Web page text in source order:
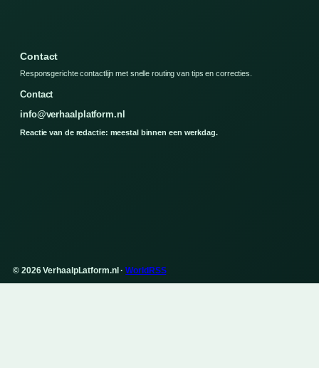
Contact
Responsgerichte contactlijn met snelle routing van tips en correcties.
Contact
info@verhaalplatform.nl
Reactie van de redactie: meestal binnen een werkdag.
© 2026 VerhaalpLatform.nl ·WorldRSS